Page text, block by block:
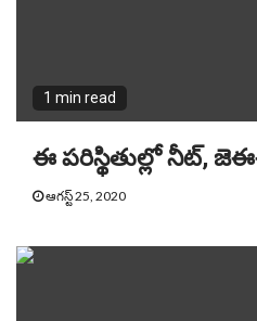
1 min read
ఈ పరిస్థితుల్లో నీట్,
ఆగస్ట్ 25, 2020